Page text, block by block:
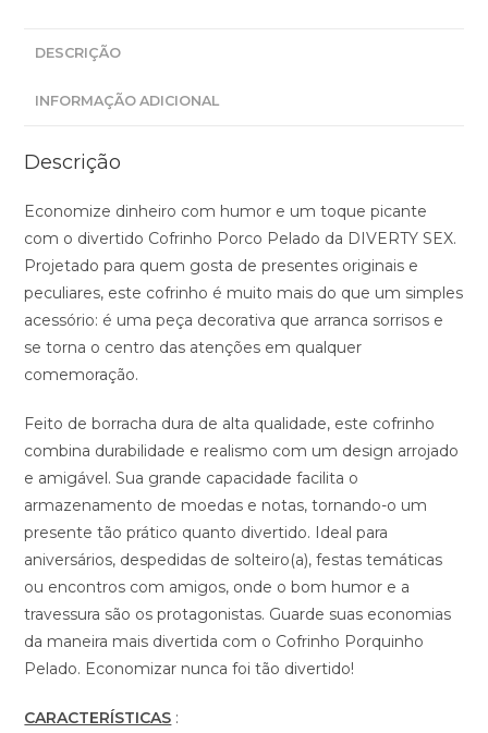
DESCRIÇÃO
INFORMAÇÃO ADICIONAL
Descrição
Economize dinheiro com humor e um toque picante
com o divertido Cofrinho Porco Pelado da DIVERTY SEX.
Projetado para quem gosta de presentes originais e
peculiares, este cofrinho é muito mais do que um simples
acessório: é uma peça decorativa que arranca sorrisos e
se torna o centro das atenções em qualquer
comemoração.
Feito de borracha dura de alta qualidade, este cofrinho
combina durabilidade e realismo com um design arrojado
e amigável. Sua grande capacidade facilita o
armazenamento de moedas e notas, tornando-o um
presente tão prático quanto divertido. Ideal para
aniversários, despedidas de solteiro(a), festas temáticas
ou encontros com amigos, onde o bom humor e a
travessura são os protagonistas. Guarde suas economias
da maneira mais divertida com o Cofrinho Porquinho
Pelado. Economizar nunca foi tão divertido!
CARACTERÍSTICAS :